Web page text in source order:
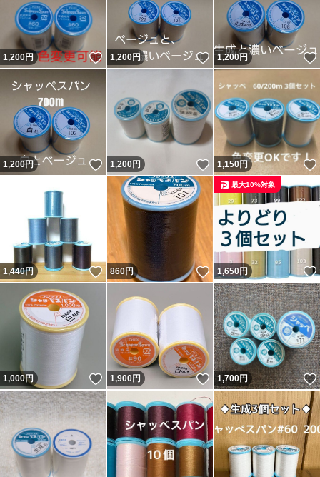
1,200円 いいね！
1,200円 いいね！
1,200円
1,200円 いいね！
1,200円 いいね！
1,150円
1,440円 いいね！
860円 いいね！
1,650円
最大10%対象
1,000円 いいね！
1,900円 いいね！
1,700円